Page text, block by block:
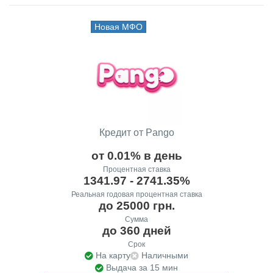
Новая МФО
Кредит от Pango
от 0.01% в день
Процентная ставка
1341.97 - 2741.35%
Реальная годовая процентная ставка
до 25000 грн.
Сумма
до 360 дней
Срок
На карту
Наличными
Выдача за 15 мин